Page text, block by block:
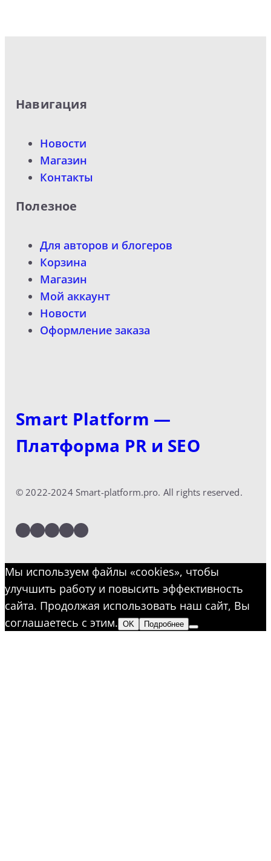
Навигация
Новости
Магазин
Контакты
Полезное
Для авторов и блогеров
Корзина
Магазин
Мой аккаунт
Новости
Оформление заказа
Smart Platform —
Платформа PR и SEO
© 2022-2024 Smart-platform.pro. All rights reserved.
LinkedIn
Facebook
Twitter
Instagram
YouTube
Мы используем файлы «cookies», чтобы
улучшить работу и повысить эффективность
сайта. Продолжая использовать наш сайт, Вы
соглашаетесь с этим. OK Подробнее